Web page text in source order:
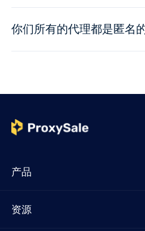
你们所有的代理都是匿名
产品
资源